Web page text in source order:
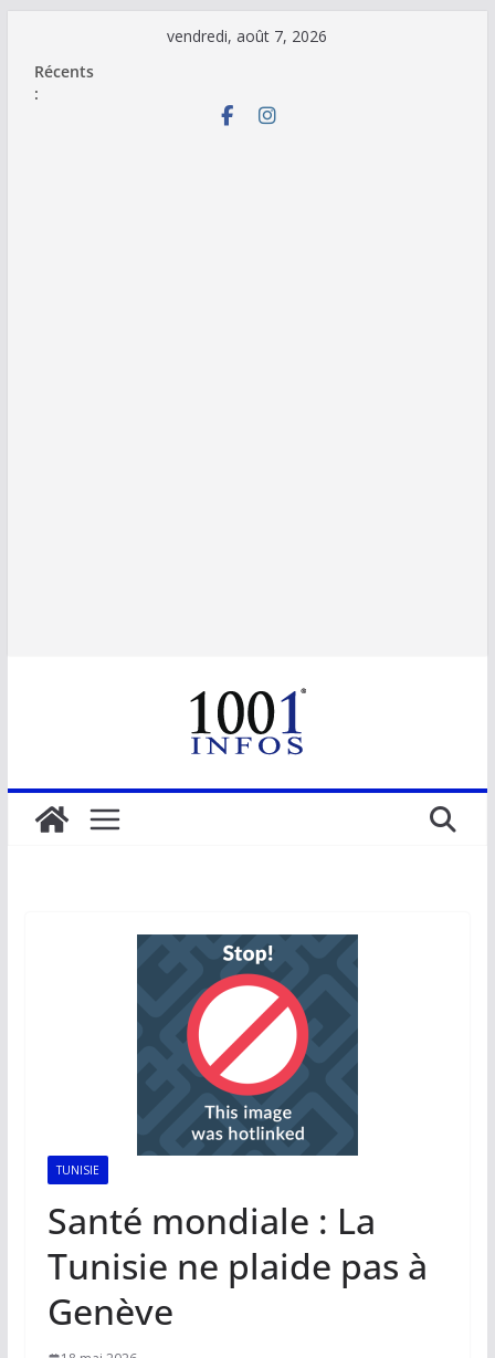
contenu
vendredi, août 7, 2026
Récents
:
TUNISIE
Santé mondiale : La
Tunisie ne plaide pas à
Genève